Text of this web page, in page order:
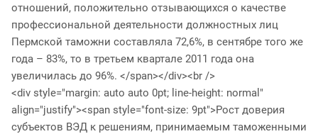
отношений, положительно отзывающихся о качестве
профессиональной деятельности должностных лиц
Пермской таможни составляла 72,6%, в сентябре того же
года – 83%, то в третьем квартале 2011 года она
увеличилась до 96%. </span></div><br />
<div style="margin: auto auto 0pt; line-height: normal"
align="justify"><span style="font-size: 9pt">Рост доверия
субъектов ВЭД к решениям, принимаемым таможенными